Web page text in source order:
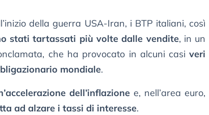
della guerra USA-Iran, i BTP italiani, così
stati tartassati più volte dalle vendite, in un
che ha provocato in alcuni casiveri
mondiale.
dell’inflazionee, nell’area euro,
ad alzare i tassi di interesse.